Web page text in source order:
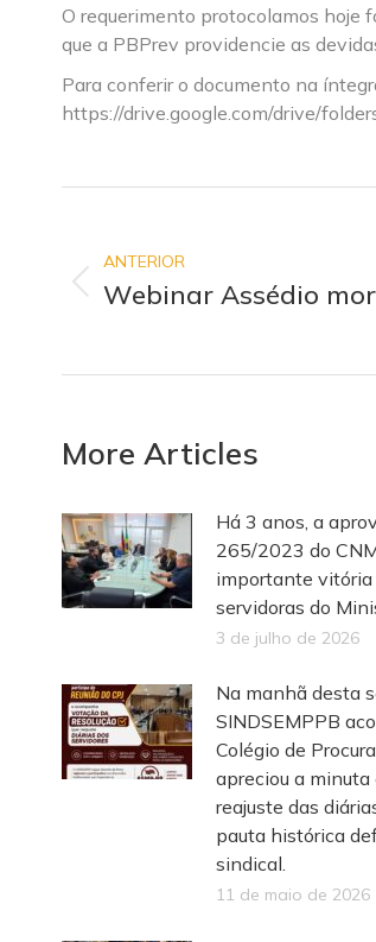
O requerimento protocolamos hoje
que a PBPrev providencie as
Para conferir o documento na
https://drive.google.com/drive/
DE
POST:
ANTERIOR
Post
Webinar Assédio
More Articles
Há 3 anos, a
265/2023 do
importante vitória
servidoras do
3 de julho de 2026
Na manhã desta
SINDSEMPPB
Colégio de
apreciou a
reajuste das
pauta histórica
sindical.
11 de maio de 2026